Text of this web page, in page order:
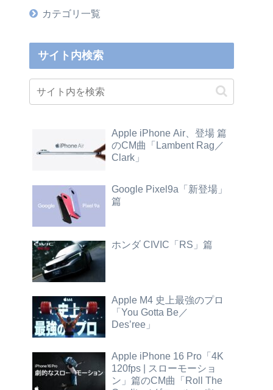
カテゴリ一覧
サイト内検索
Apple iPhone Air、登場 篇
のCM曲「Lambent Rag／
Clark」
Google Pixel9a「新登場」
篇
ホンダ CIVIC「RS」篇
Apple M4 史上最強のプロ
「You Gotta Be／
Des’ree」
Apple iPhone 16 Pro「4K
120fps | スローモーショ
ン」篇のCM曲「Roll The